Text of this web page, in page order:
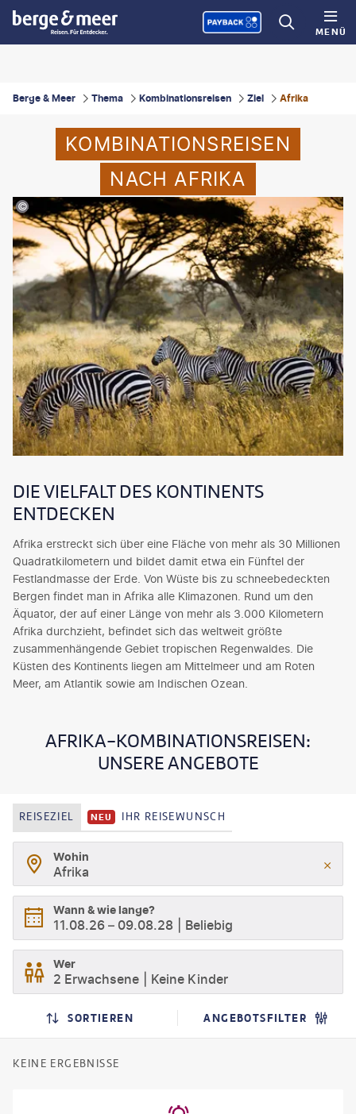
MENÜ
Berge & Meer Thema Kombinationsreisen Ziel Afrika
KOMBINATIONSREISEN
NACH AFRIKA
gty
DIE VIELFALT DES KONTINENTS
ENTDECKEN
Afrika erstreckt sich über eine Fläche von mehr als 30 Millionen
Quadratkilometern und bildet damit etwa ein Fünftel der
Festlandmasse der Erde. Von Wüste bis zu schneebedeckten
Bergen findet man in Afrika alle Klimazonen. Rund um den
Äquator, der auf einer Länge von mehr als 3.000 Kilometern
Afrika durchzieht, befindet sich das weltweit größte
zusammenhängende Gebiet tropischen Regenwaldes. Die
Küsten des Kontinents liegen am Mittelmeer und am Roten
Meer, am Atlantik sowie am Indischen Ozean.
AFRIKA-KOMBINATIONSREISEN:
UNSERE ANGEBOTE
REISEZIEL NEU IHR REISEWUNSCH
Wohin
Afrika
Wann & wie lange?
11.08.26 – 09.08.28 Beliebig
Wer
2 Erwachsene Keine Kinder
SORTIEREN ANGEBOTSFILTER
KEINE ERGEBNISSE